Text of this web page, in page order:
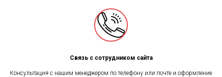
Связь с сотрудником сайта
Консультация с нашим менеджером по телефону или почте и оформление